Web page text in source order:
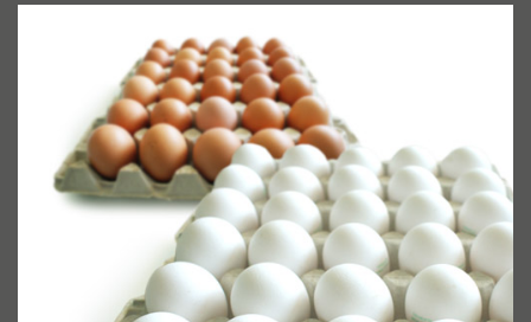
› 30er BioPur Freilandeier ab 55g braun
30_eier_30erweissbraun
30_eier_30erweissbraun
By Carsten Heyler ArtandFriends 28. August 2018